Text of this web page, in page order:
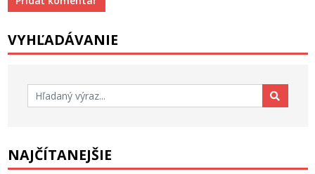
VYHĽADÁVANIE
Hľadať:
NAJČÍTANEJŠIE